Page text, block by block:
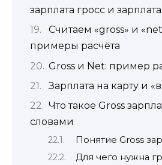
зарплата гросс и
Считаем «gross» и
примеры расчёта
Gross и Net: пример
Зарплата на карту и
Что такое Gross
словами
Понятие Gross
Для чего нужна